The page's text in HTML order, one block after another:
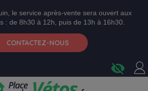
le service après-vente sera ouvert aux
: de 8h30 à 12h, puis de 13h à 16h30.
CONTACTEZ-NOUS
visibility_off